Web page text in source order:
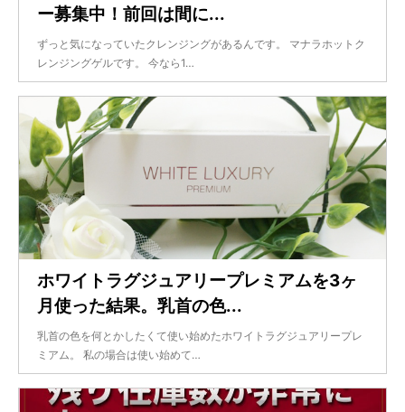
ー募集中！前回は間に...
ずっと気になっていたクレンジングがあるんです。 マナラホットク
レンジングゲルです。 今なら1…
ホワイトラグジュアリープレミアムを3ヶ
月使った結果。乳首の色...
乳首の色を何とかしたくて使い始めたホワイトラグジュアリープレ
ミアム。 私の場合は使い始めて…